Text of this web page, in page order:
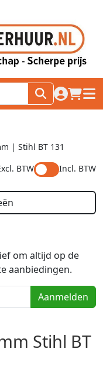
naar
| Stihl BT 131
BTW
Incl. BTW
om altijd op de
aanbiedingen.
Aanmelden
Stihl BT